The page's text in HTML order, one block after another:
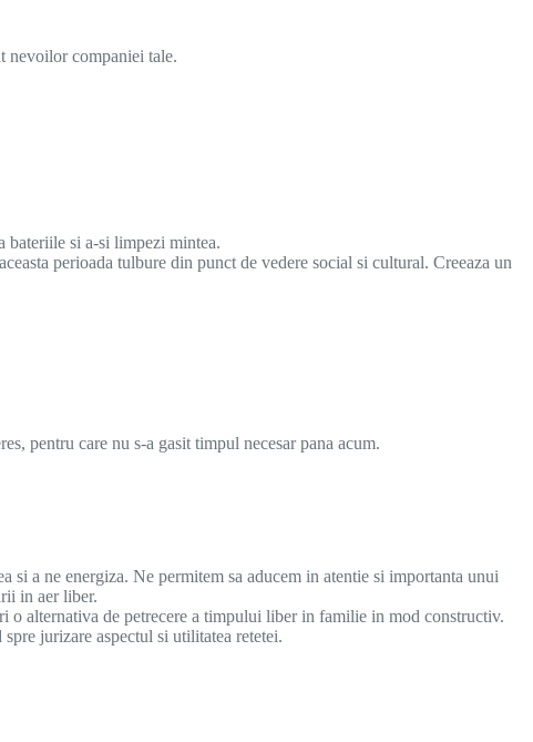
nevoilor companiei tale.
bateriile si a-si limpezi mintea.
perioada tulbure din punct de vedere social si cultural. Creeaza un
pentru care nu s-a gasit timpul necesar pana acum.
si a ne energiza. Ne permitem sa aducem in atentie si importanta unui
in aer liber.
alternativa de petrecere a timpului liber in familie in mod constructiv.
jurizare aspectul si utilitatea retetei.